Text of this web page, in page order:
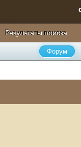
Результаты поиска
Форум